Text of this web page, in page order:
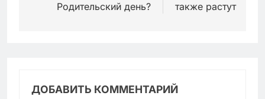
Родительский день?
также растут
ДОБАВИТЬ КОММЕНТАРИЙ